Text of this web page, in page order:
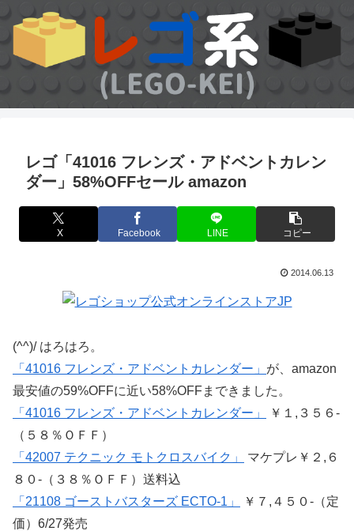
レゴ「41016 フレンズ・アドベントカレン
ダー」58%OFFセール amazon
X Facebook LINE コピー
2014.06.13
(^^)/ はろはろ。
「41016 フレンズ・アドベントカレンダー」 が、amazon
最安値の59%OFFに近い58%OFFまできました。
「41016 フレンズ・アドベントカレンダー」
￥１,３５６-
（５８％ＯＦＦ）
「42007 テクニック モトクロスバイク」
マケプレ￥２,６
８０-（３８％ＯＦＦ）送料込
「21108 ゴーストバスターズ ECTO-1」
￥７,４５０-（定
価）6/27発売